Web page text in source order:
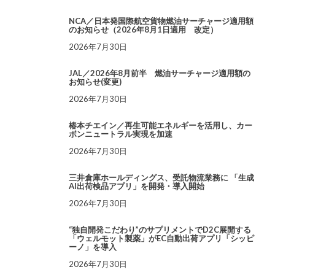
NCA／日本発国際航空貨物燃油サーチャージ適用額
のお知らせ（2026年8月1日適用 改定）
2026年7月30日
JAL／2026年8月前半 燃油サーチャージ適用額の
お知らせ(変更)
2026年7月30日
椿本チエイン／再生可能エネルギーを活用し、カー
ボンニュートラル実現を加速
2026年7月30日
三井倉庫ホールディングス、受託物流業務に 「生成
AI出荷検品アプリ」を開発・導入開始
2026年7月30日
“独自開発こだわり”のサプリメントでD2C展開する
「ウェルモット製薬」がEC自動出荷アプリ「シッピ
ーノ」を導入
2026年7月30日